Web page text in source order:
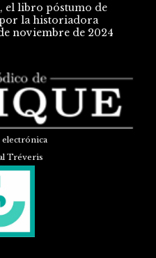
el libro póstumo de
por la historiadora
noviembre de 2024
Tréveris